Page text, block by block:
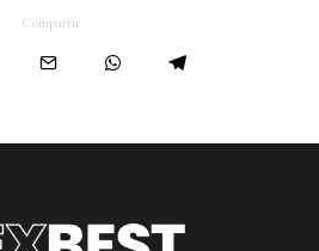
Compartir